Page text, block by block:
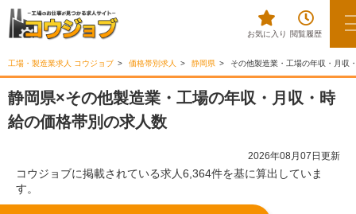
お気に入り 閲覧履歴
工場・製造業求人 コウジョブ 価格帯別求人 静岡県 その他製造業・工場の年収・月収
静岡県×その他製造業・工場の年収・月収・時
給の価格帯別の求人数
2026年08月07日更新
コウジョブに掲載されている求人6,364件を基に算出していま
す。